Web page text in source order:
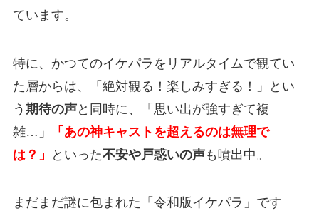
ています。
特に、かつてのイケパラをリアルタイムで観てい
た層からは、「絶対観る！楽しみすぎる！」とい
う 期待の声と同時に、「思い出が強すぎて複
雑…」
「あの神キャストを超えるのは無理で
は？」
といった不安や戸惑いの声も噴出中。
まだまだ謎に包まれた「令和版イケパラ」です